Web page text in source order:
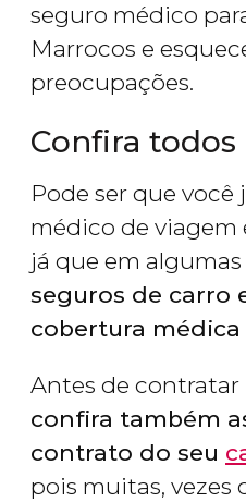
seguro médico
Marrocos e
preocupações.
Confira todos
Pode ser que
médico de viagem
já que em algumas
seguros de carro
cobertura médica
Antes de contratar
confira também
contrato do seu
pois muitas, vezes